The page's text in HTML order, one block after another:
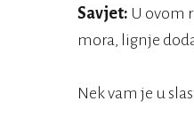
Savjet: U ovom
mora, lignje
Nek vam je u